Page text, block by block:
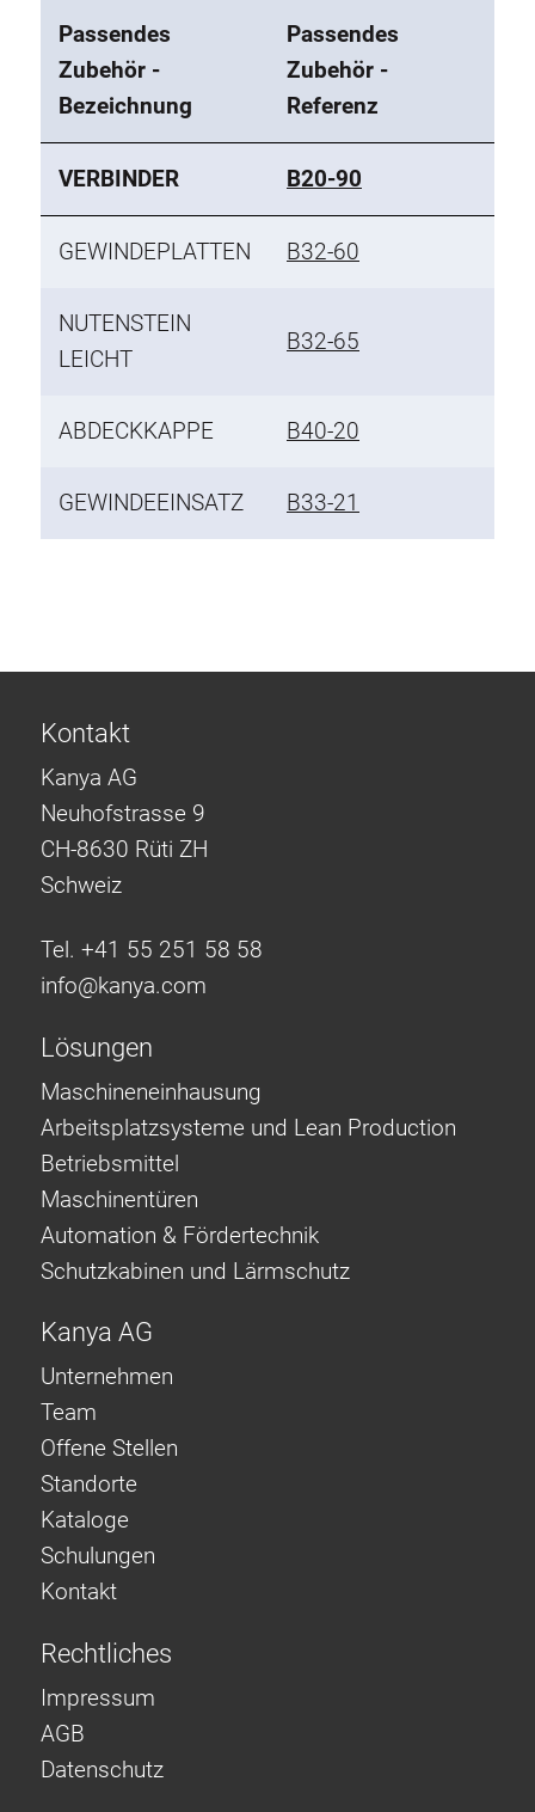
Passendes
Zubehör -
Bezeichnung
Passendes
Zubehör -
Referenz
VERBINDER B20-90
GEWINDEPLATTEN B32-60
NUTENSTEIN
LEICHT
B32-65
ABDECKKAPPE B40-20
GEWINDEEINSATZ B33-21
Kontakt
Kanya AG
Neuhofstrasse 9
CH-8630 Rüti ZH
Schweiz
Tel. +41 55 251 58 58
info@kanya.com
Lösungen
Maschineneinhausung
Arbeitsplatzsysteme und Lean Production
Betriebsmittel
Maschinentüren
Automation & Fördertechnik
Schutzkabinen und Lärmschutz
Kanya AG
Unternehmen
Team
Offene Stellen
Standorte
Kataloge
Schulungen
Kontakt
Rechtliches
Impressum
AGB
Datenschutz